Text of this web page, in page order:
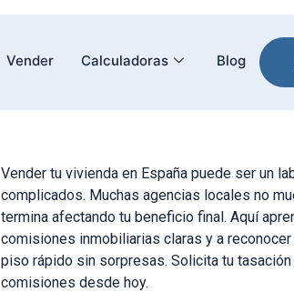
Vender Calculadoras Blog
Vender tu vivienda en España puede ser un
complicados. Muchas agencias locales no
termina afectando tu beneficio final. Aquí
comisiones inmobiliarias claras y a
piso rápido sin sorpresas. Solicita tu tasación
comisiones desde hoy.